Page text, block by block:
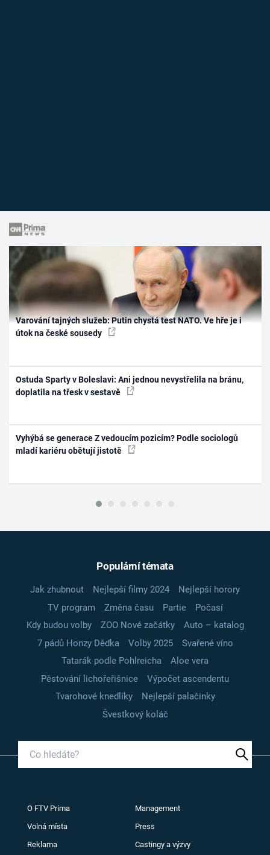
Varování tajných služeb: Putin chystá test NATO. Ve hře je i
útok na české sousedy
Ostuda Sparty v Boleslavi: Ani jednou nevystřelila na bránu,
doplatila na třesk v sestavě
Vyhýbá se generace Z vedoucím pozicím? Podle sociologů
mladí kariéru obětují jistotě
Populární témata
Jak zhubnout Nejlepší filmy 2024
Nejlepší horory
TV program
Změna času Partie
Počasí
Kdy budou volby
ZOO Nové začátky
Auto – katalog
7 pádů Honzy Dědka
Volby 2025
Svařené víno
Tatarák podle Pohlreicha
Aloe vera
Pěstování lichořeřišnice
Výpočet ascendentu
Tvarohové knedlíky
Nejlepší palačinky
Švestkový koláč
O FTV Prima Management
Volná místa Press
Reklama Castingy a výzvy